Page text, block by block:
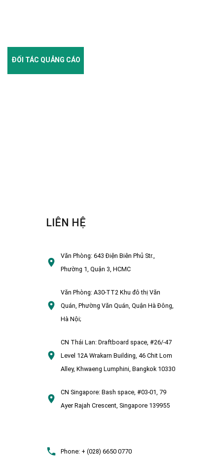
ĐỐI TÁC QUẢNG CÁO
LIÊN HỆ
Văn Phòng:643 Điện Biên Phủ Str.,
Phường 1, Quận 3, HCMC
Văn Phòng:A30-TT2 Khu đô thị Văn
Quán, Phường Văn Quán, Quận Hà Đông,
Hà Nội;
CN Thái Lan: Draftboard space, #26/-47
Level 12A Wrakarn Building, 46 Chit Lom
Alley, Khwaeng Lumphini, Bangkok 10330
CN Singapore: Bash space, #03-01, 79
Ayer Rajah Crescent, Singapore 139955
Phone:+ (028) 6650 0770